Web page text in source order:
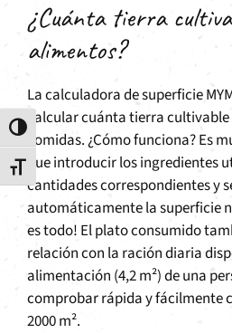
Alternar alto contraste
Alternar tamaño de letra
¿Cuánta tierra
alimentos?
La calculadora de superficie
calcular cuánta tierra
comidas. ¿Cómo funciona? Es
que introducir los ingredientes
cantidades correspondientes y
automáticamente la superficie
es todo! El plato consumido
relación con la ración diaria
alimentación (4,2 m²) de una
comprobar rápida y fácilmente
2000 m².